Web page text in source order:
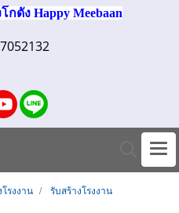
กดัง Happy Meebaan
รงงาน รับสร้างโรงงาน